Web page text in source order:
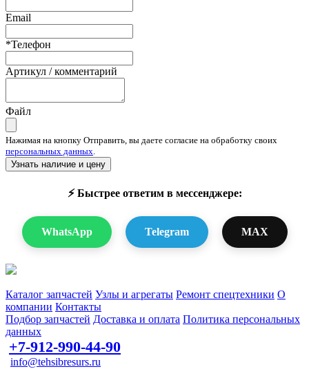
Email
*Телефон
Артикул / комментарий
Файл
Нажимая на кнопку Отправить, вы даете согласие на обработку своих
персональных данных.
Узнать наличие и цену
⚡ Быстрее ответим в мессенджере:
WhatsApp Telegram MAX
Каталог запчастей Узлы и агрегаты Ремонт спецтехники О
компании Контакты
Подбор запчастей Доставка и оплата Политика персональных
данных
+7-912-990-44-90
info@tehsibresurs.ru